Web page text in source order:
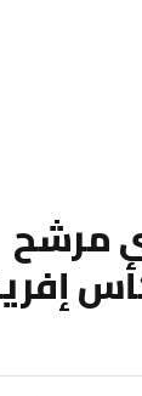
مرشح